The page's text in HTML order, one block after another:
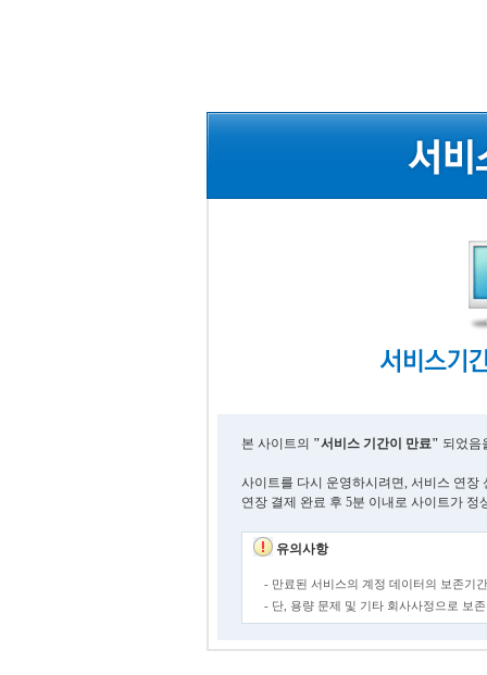
본 사이트의 "서비스 기간이 만료" 되었음
사이트를 다시 운영하시려면, 서비스 연장
연장 결제 완료 후 5분 이내로 사이트가 정
유의사항
- 만료된 서비스의 계정 데이터의 보존기
- 단, 용량 문제 및 기타 회사사정으로 보